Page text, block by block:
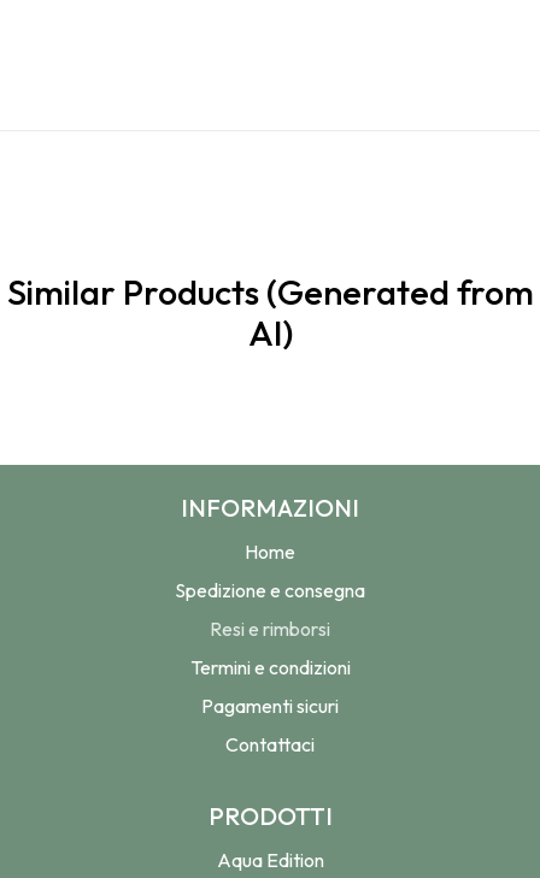
Similar Products (Generated from
AI)
INFORMAZIONI
Home
Spedizione e consegna
Resi e rimborsi
Termini e condizioni
Pagamenti sicuri
Contattaci
PRODOTTI
Aqua Edition